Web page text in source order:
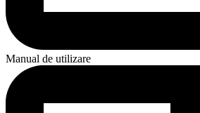
Manual de utilizare